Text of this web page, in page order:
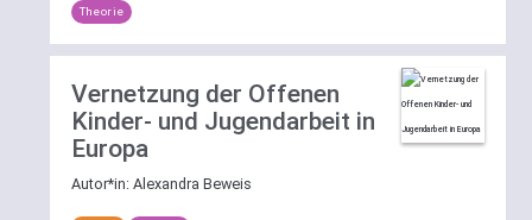
Theorie
Vernetzung der Offenen
Kinder- und Jugendarbeit in
Europa
Autor*in: Alexandra Beweis